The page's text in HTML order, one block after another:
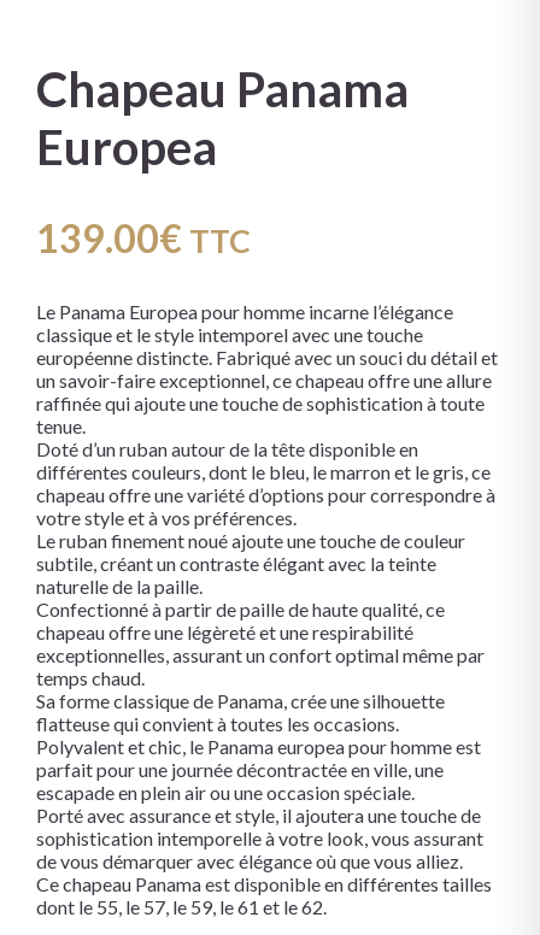
Chapeau Panama
Europea
139.00€ TTC
Le Panama Europea pour homme incarne l’élégance
classique et le style intemporel avec une touche
européenne distincte. Fabriqué avec un souci du détail et
un savoir-faire exceptionnel, ce chapeau offre une allure
raffinée qui ajoute une touche de sophistication à toute
tenue.
Doté d’un ruban autour de la tête disponible en
différentes couleurs, dont le bleu, le marron et le gris, ce
chapeau offre une variété d’options pour correspondre à
votre style et à vos préférences.
Le ruban finement noué ajoute une touche de couleur
subtile, créant un contraste élégant avec la teinte
naturelle de la paille.
Confectionné à partir de paille de haute qualité, ce
chapeau offre une légèreté et une respirabilité
exceptionnelles, assurant un confort optimal même par
temps chaud.
Sa forme classique de Panama, crée une silhouette
flatteuse qui convient à toutes les occasions.
Polyvalent et chic, le Panama europea pour homme est
parfait pour une journée décontractée en ville, une
escapade en plein air ou une occasion spéciale.
Porté avec assurance et style, il ajoutera une touche de
sophistication intemporelle à votre look, vous assurant
de vous démarquer avec élégance où que vous alliez.
Ce chapeau Panama est disponible en différentes tailles
dont le 55, le 57, le 59, le 61 et le 62.